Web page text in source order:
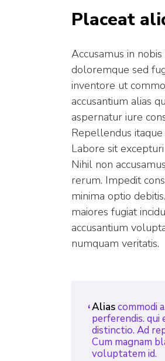
Placeat
Accusamus in
doloremque sed
inventore ut
accusantium alias
aspernatur iure
Repellendus
Labore sit
Nihil non
rerum. Impedit
minima optio
maiores fugiat
accusantium
numquam veritatis.
Aliascommodi
perferendis.
distinctio. Ad
Cum magnam
voluptatem id.